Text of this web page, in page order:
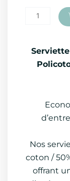
Nos
coton /
offrant